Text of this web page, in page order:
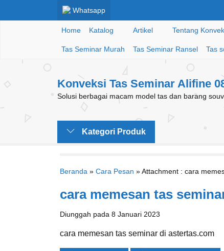
Whatsapp
Home Katalog Artikel Tentang
Tas Seminar Murah Tas Seminar Ransel Tas
Konveksi Tas Seminar Alifine
Solusi berbagai macam model tas dan barang
Kategori Produk
Beranda » Cara Pesan » Attachment : cara
cara memesan tas
Diunggah pada 8 Januari 2023
cara memesan tas seminar di astertas.com